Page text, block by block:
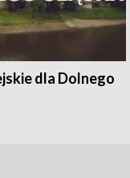
dla Dolnego